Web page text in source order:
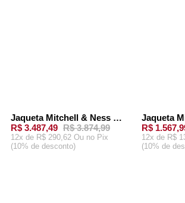
-10%
Jaqueta Mitchell & Ness x BAPE Satin Jacket New York Knicks Azul Royal
R$ 3.487,49 R$ 3.874,99
12x de R$ 290,62 Ou no Pix
(10% de desconto)
R$
12x de R$
(10% de